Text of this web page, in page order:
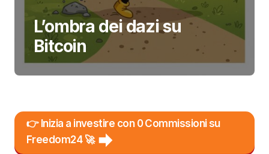
L’ombra dei dazi su
Bitcoin
👉 Inizia a investire con 0 Commissioni su
Freedom24 🚀